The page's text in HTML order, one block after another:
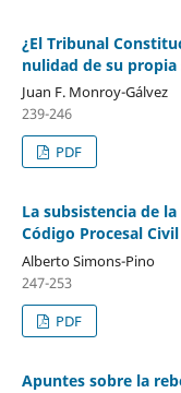
¿El Tribunal
nulidad de su propia
Juan F. Monroy-Gálvez
239-246
PDF
La subsistencia de
Código Procesal Civil
Alberto Simons-Pino
247-253
PDF
Apuntes sobre la